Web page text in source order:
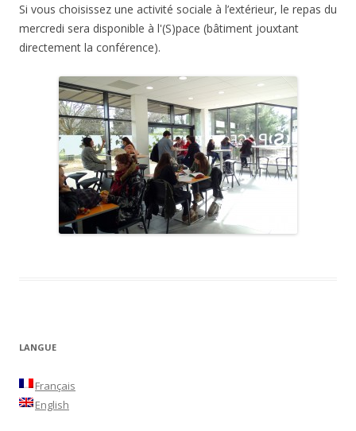
Si vous choisissez une activité sociale à l’extérieur, le repas du
mercredi sera disponible à l'(S)pace (bâtiment jouxtant
directement la conférence).
LANGUE
Français
English